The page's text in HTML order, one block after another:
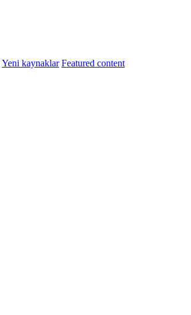
Yeni kaynaklar Featured content